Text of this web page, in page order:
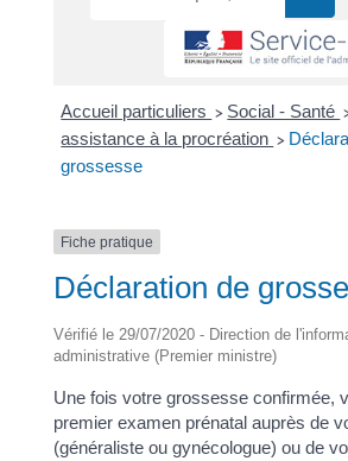
Accueil particuliers > Social - Santé
assistance à la procréation >
grossesse
Fiche pratique
Déclaration de
Vérifié le 29/07/2020 - Direction de
administrative (Premier ministre)
Une fois votre grossesse confirmée,
premier examen prénatal auprès de
(généraliste ou gynécologue) ou de